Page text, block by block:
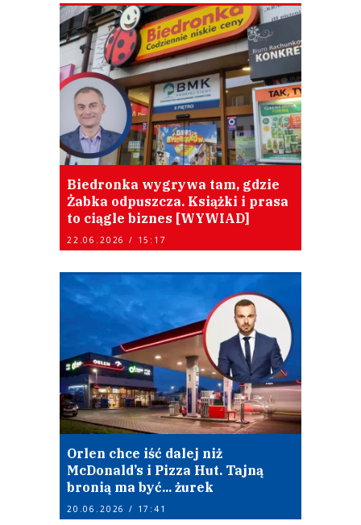
Biedronka wygrywa tam, gdzie
Żabka odpuszcza. Książki i prasa
to ciągle biznes [WYWIAD]
22.06.2026 / 15:17
Orlen chce iść dalej niż
McDonald’s i Pizza Hut. Tajną
bronią ma być... żurek
20.06.2026 / 17:41